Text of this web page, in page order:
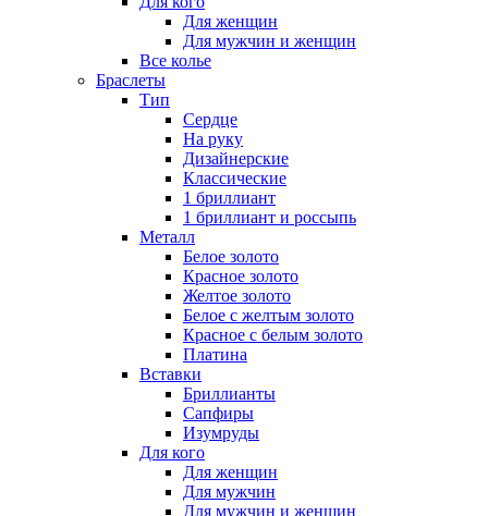
Для женщин
Для мужчин и женщин
Все колье
Браслеты
Тип
Сердце
На руку
Дизайнерские
Классические
1 бриллиант
1 бриллиант и россыпь
Металл
Белое золото
Красное золото
Желтое золото
Белое с желтым золото
Красное с белым золото
Платина
Вставки
Бриллианты
Сапфиры
Изумруды
Для кого
Для женщин
Для мужчин
Для мужчин и женщин